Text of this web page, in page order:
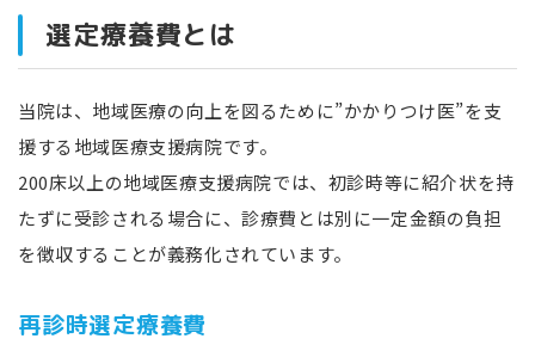
選定療養費とは
当院は、地域医療の向上を図るために”かかりつけ医”を支
援する地域医療支援病院です。
200床以上の地域医療支援病院では、初診時等に紹介状を持
たずに受診される場合に、診療費とは別に一定金額の負担
を徴収することが義務化されています。
再診時選定療養費